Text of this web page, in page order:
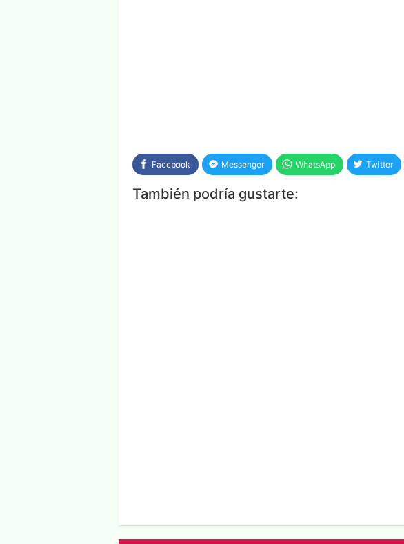
Facebook Messenger WhatsApp Twitter
También podría gustarte: